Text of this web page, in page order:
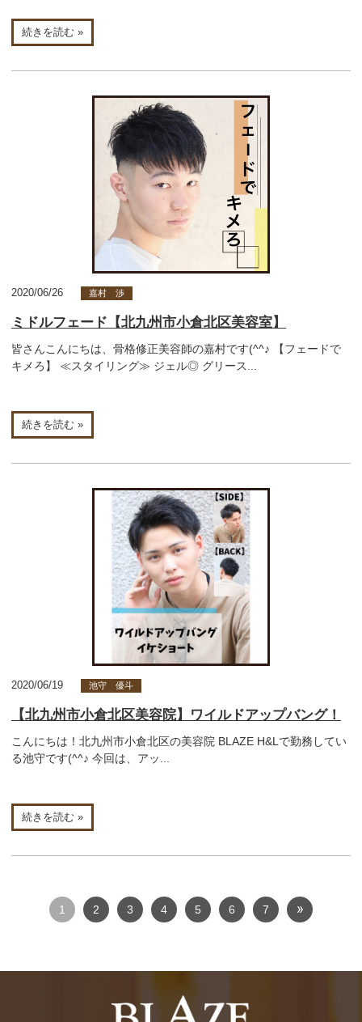
続きを読む »
2020/06/26 嘉村 渉
ミドルフェード【北九州市小倉北区美容室】
皆さんこんにちは、骨格修正美容師の嘉村です(^^♪ 【フェードで
キメろ】 ≪スタイリング≫ ジェル◎ グリース...
続きを読む »
2020/06/19 池守 優斗
【北九州市小倉北区美容院】ワイルドアップバング！
こんにちは！北九州市小倉北区の美容院 BLAZE H&Lで勤務してい
る池守です(^^♪ 今回は、アッ...
続きを読む »
1 2 3 4 5 6 7